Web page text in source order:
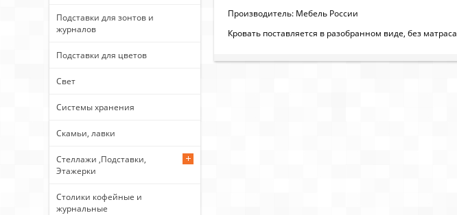
Подставки для зонтов и
журналов
Подставки для цветов
Свет
Системы хранения
Скамьи, лавки
Стеллажи ,Подставки,
Этажерки
Столики кофейные и
журнальные
Производитель: Мебель России
Кровать поставляется в разобранном виде, без матраса